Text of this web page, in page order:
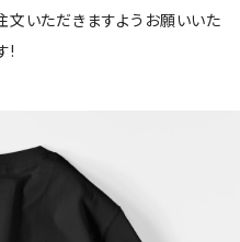
文いただきますようお願いいた
!